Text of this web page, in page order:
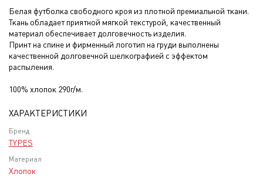
Белая футболка свободного кроя из плотной премиальной ткани.
Ткань обладает приятной мягкой текстурой, качественный
материал обеспечивает долговечность изделия.
Принт на спине и фирменный логотип на груди выполнены
качественной долговечной шелкографией с эффектом
распыления.
100% хлопок 290г/м.
ХАРАКТЕРИСТИКИ
Бренд
TYPES
Материал
Хлопок